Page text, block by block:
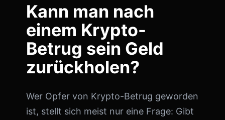
Kann man nach
einem Krypto-
Betrug sein Geld
zurückholen?
Wer Opfer von Krypto-Betrug geworden
ist, stellt sich meist nur eine Frage: Gibt